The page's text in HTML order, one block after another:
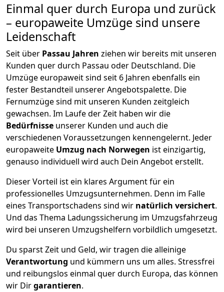
Einmal quer durch Europa und zurück
– europaweite Umzüge sind unsere
Leidenschaft
Seit über Passau Jahren ziehen wir bereits mit unseren
Kunden quer durch Passau oder Deutschland. Die
Umzüge europaweit sind seit 6 Jahren ebenfalls ein
fester Bestandteil unserer Angebotspalette. Die
Fernumzüge sind mit unseren Kunden zeitgleich
gewachsen. Im Laufe der Zeit haben wir die
Bedürfnisse unserer Kunden und auch die
verschiedenen Voraussetzungen kennengelernt. Jeder
europaweite Umzug nach Norwegen ist einzigartig,
genauso individuell wird auch Dein Angebot erstellt.
Dieser Vorteil ist ein klares Argument für ein
professionelles Umzugsunternehmen. Denn im Falle
eines Transportschadens sind wir natürlich versichert.
Und das Thema Ladungssicherung im Umzugsfahrzeug
wird bei unseren Umzugshelfern vorbildlich umgesetzt.
Du sparst Zeit und Geld, wir tragen die alleinige
Verantwortung und kümmern uns um alles. Stressfrei
und reibungslos einmal quer durch Europa, das können
wir Dirgarantieren.